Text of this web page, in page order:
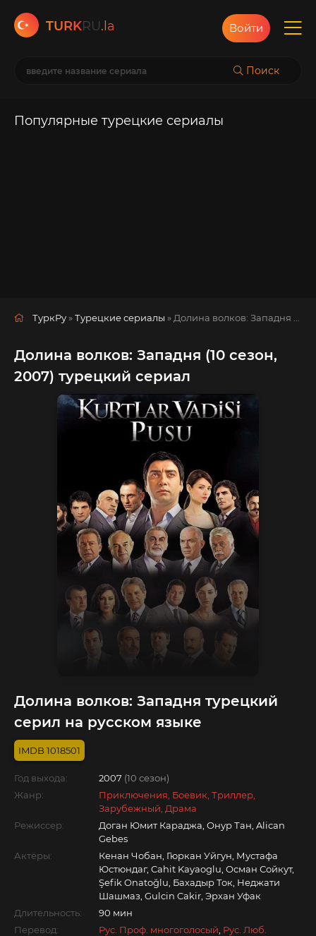
TURKRU.la
Поиск
Войти
Популярные турецкие сериалы
ТуркРу »Турецкие сериалы » Долина волков: Западня
Долина волков: Западня (10 сезон,
2007) турецкий сериал
Долина волков: Западня турецкий
серил на русском языке
1018501
Год выхода: 2007 (10 сезон)
Жанр:
Приключения, Боевик, Триллер,
Зарубежный, Драма
Режиссер:
Доган Юмит Караджа, Онур Тан, Alican
Gebes
Актёры:
Кенан Чобан, Гюркан Уйгун, Мустафа
Юстюндаг, Cahit Kayaoglu, Осман Сойкут,
Şefik Onatoğlu, Бахадыр Ток, Неджати
Шашмаз, Gulcin Cakir, Эрхан Уфак
Длительность:
90 мин
Перевод:
Рус. Проф. многоголосый Рус. Люб.